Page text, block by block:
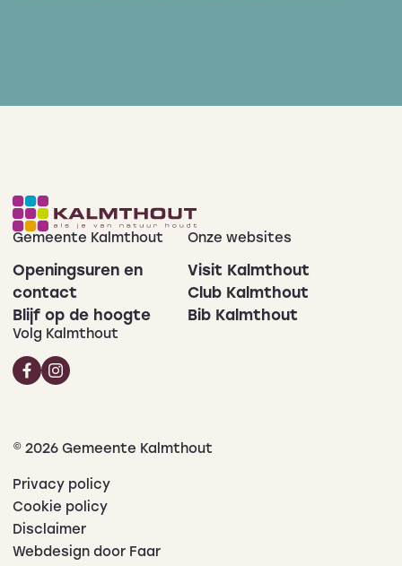
Gemeente Kalmthout
Openingsuren en
contact
Blijf op de hoogte
Onze websites
Visit Kalmthout
Club Kalmthout
Bib Kalmthout
Volg Kalmthout
© 2026 Gemeente Kalmthout
Privacy policy
Cookie policy
Disclaimer
Webdesign door Faar